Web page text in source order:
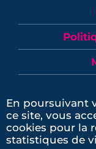
Ma
©
En poursuivant
ce site, vous
cookies pour la
statistiques de